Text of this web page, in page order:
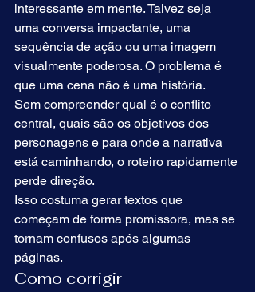
interessante em mente. Talvez seja
uma conversa impactante, uma
sequência de ação ou uma imagem
visualmente poderosa. O problema é
que uma cena não é uma história.
Sem compreender qual é o conflito
central, quais são os objetivos dos
personagens e para onde a narrativa
está caminhando, o roteiro rapidamente
perde direção.
Isso costuma gerar textos que
começam de forma promissora, mas se
tornam confusos após algumas
páginas.
Como corrigir